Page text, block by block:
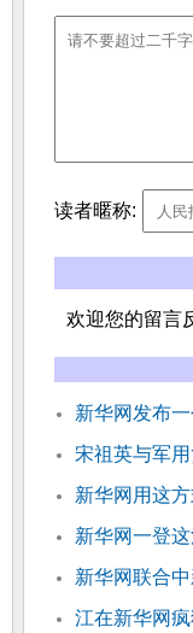
读者暱称:
欢迎您的留言
新华网发布
宋祖英与军
新华网用这
新华网一登
新华网联合
江在新华网